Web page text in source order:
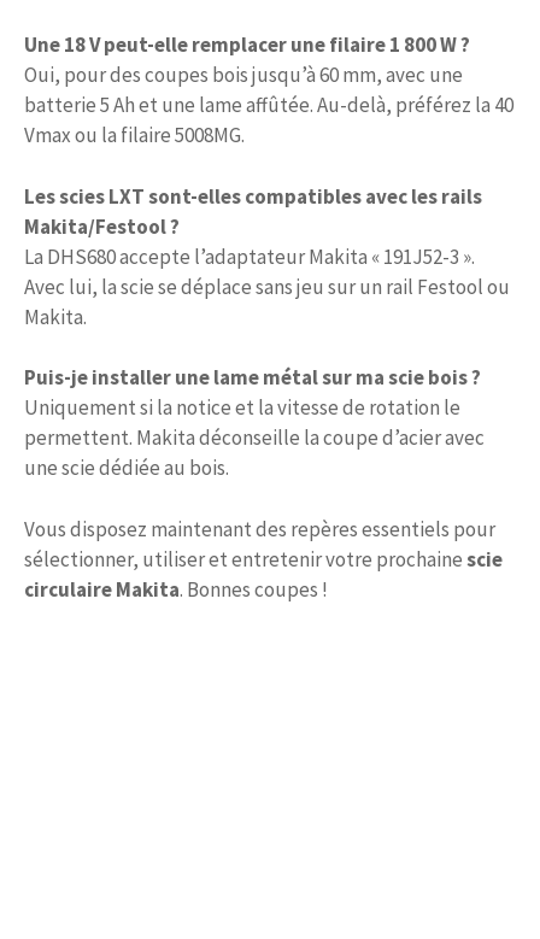
Une 18 V peut-elle remplacer une filaire 1 800 W ?
Oui, pour des coupes bois jusqu’à 60 mm, avec une
batterie 5 Ah et une lame affûtée. Au-delà, préférez la 40
Vmax ou la filaire 5008MG.
Les scies LXT sont-elles compatibles avec les rails
Makita/Festool ?
La DHS680 accepte l’adaptateur Makita « 191J52-3 ».
Avec lui, la scie se déplace sans jeu sur un rail Festool ou
Makita.
Puis-je installer une lame métal sur ma scie bois ?
Uniquement si la notice et la vitesse de rotation le
permettent. Makita déconseille la coupe d’acier avec
une scie dédiée au bois.
Vous disposez maintenant des repères essentiels pour
sélectionner, utiliser et entretenir votre prochainescie
circulaire Makita. Bonnes coupes !